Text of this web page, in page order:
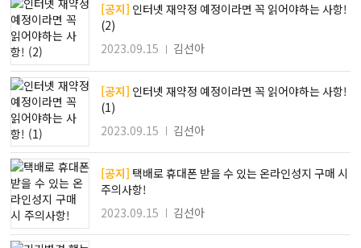
[공지]
(2)
2023.09.15
김선아
[공지]
(1)
2023.09.15
김선아
[공지]
주의사항!
2023.09.15
김선아